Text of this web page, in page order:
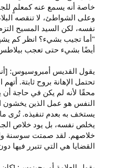
خاصة أنه يسمع عنه كمعلمٍ
وعلى الشواطئ، لا تنقصه
نفسه، لكن السيد المسيح
"أما تجيب بشيء؟ انظر كم
أيضًا بشيء حتى تعجب بيلاطس
يقول القديس أمبروسيوس:
تحتمل الإهانة بروح ثابتة.
محقًا لأنه لم يكن في حاجة
النفس هو عمل الذين يخشون
يستخف به بعدم تنفيذه. تُرى
يخلص نفسه، بل يود خلاص
القضايا هي التي تتبرر فيها